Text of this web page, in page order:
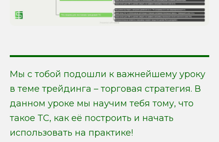
Мы с тобой подошли к важнейшему уроку
в теме трейдинга – торговая стратегия. В
данном уроке мы научим тебя тому, что
такое ТС, как её построить и начать
использовать на практике!